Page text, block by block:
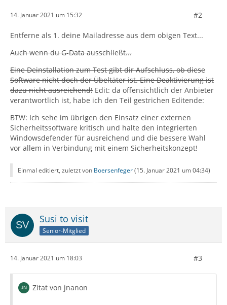
14. Januar 2021 um 15:32 #2
Entferne als 1. deine Mailadresse aus dem obigen Text...
Auch wenn du G-Data ausschließt...
Eine Deinstallation zum Test gibt dir Aufschluss, ob diese
Software nicht doch der Übeltäter ist. Eine Deaktivierung ist
dazu nicht ausreichend! Edit: da offensichtlich der Anbieter
verantwortlich ist, habe ich den Teil gestrichen Editende:
BTW: Ich sehe im übrigen den Einsatz einer externen
Sicherheitssoftware kritisch und halte den integrierten
Windowsdefender für ausreichend und die bessere Wahl
vor allem in Verbindung mit einem Sicherheitskonzept!
Einmal editiert, zuletzt von Boersenfeger(15. Januar 2021 um 04:34)
Susi to visit
Senior-Mitglied
14. Januar 2021 um 18:03 #3
Zitat von jnanon